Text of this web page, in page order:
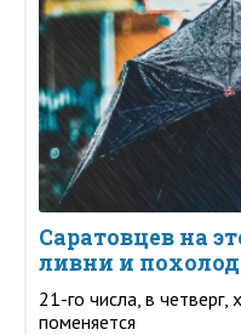
Саратовцев на
ливни и
21-го числа, в
поменяется